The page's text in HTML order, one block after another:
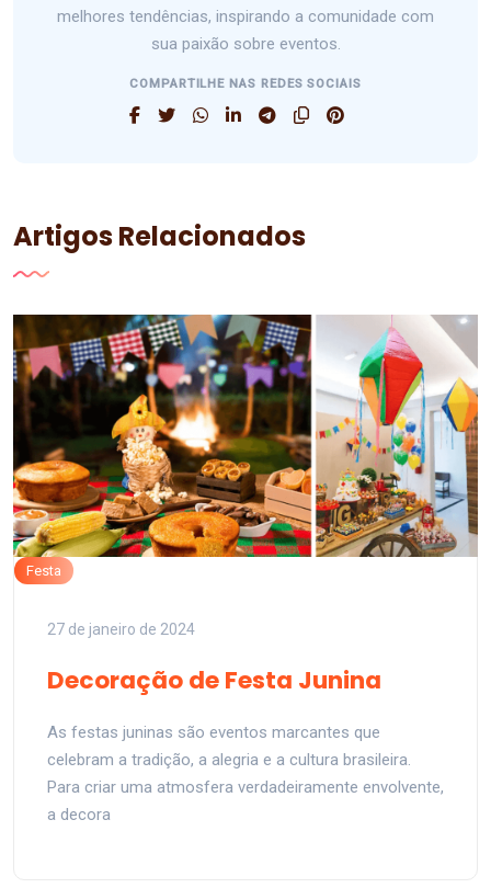
melhores tendências, inspirando a comunidade com
sua paixão sobre eventos.
COMPARTILHE NAS REDES SOCIAIS
Artigos Relacionados
Festa
27 de janeiro de 2024
Decoração de Festa Junina
As festas juninas são eventos marcantes que
celebram a tradição, a alegria e a cultura brasileira.
Para criar uma atmosfera verdadeiramente envolvente,
a decora